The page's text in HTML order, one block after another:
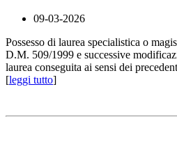
09-03-2026
Possesso di laurea specialistica o
D.M. 509/1999 e successive
laurea conseguita ai sensi dei
[leggi tutto]